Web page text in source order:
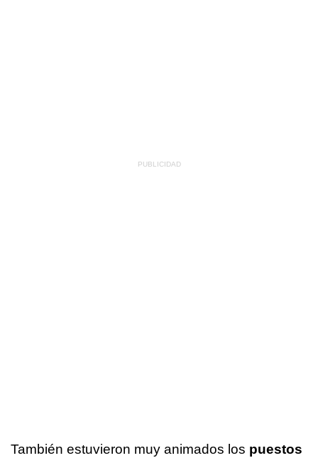
También estuvieron muy animados los puestos